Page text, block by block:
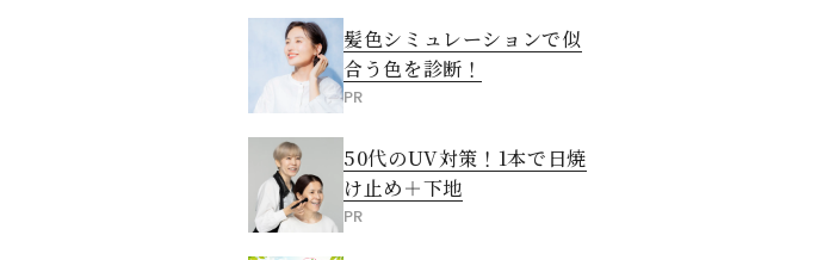
髪色シミュレーションで似
合う色を診断！
PR
50代のUV対策！1本で日焼
け止め＋下地
PR